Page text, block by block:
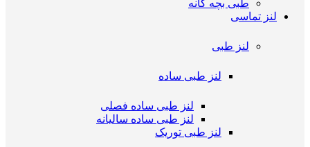
طبی بچه گانه
لنز تماسی
لنز طبی
لنز طبی ساده
لنز طبی ساده فصلی
لنز طبی ساده سالیانه
لنز طبی توریک